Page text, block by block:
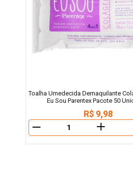
Toalha Umedecida Demaquilante
Eu Sou Parentex Pacote 50
R$ 9,98
＋